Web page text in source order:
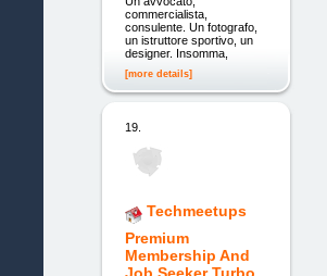
commercialista,
consulente. Un fotografo,
un istruttore sportivo, un
designer. Insomma,
[more details]
19.
Techmeetups
Premium
Membership And